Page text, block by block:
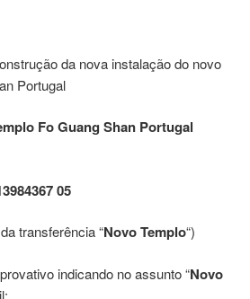
da nova instalação do novo
Portugal
Fo Guang Shan Portugal
05
transferência “Novo Templo“)
indicando no assunto “Novo